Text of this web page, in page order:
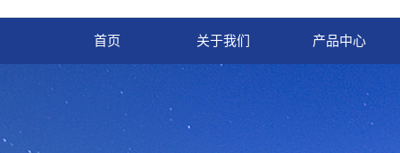
首页 关于我们 产品中心